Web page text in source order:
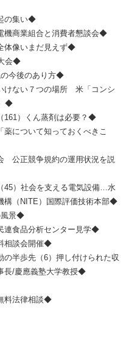
の集い◆
商業組合と消費者懇談会◆
像いまだ見えず◆
会◆
今後のあり方◆
けない７つの場所 米「コンシ
◆
161）くん蒸剤は必要？◆
について知っておくべきこ
公正競争規約の運用状況を説
45）社会を支える電気設備…水
構（NITE）国際評価技術本部◆
風景◆
食品分析センター見学◆
相談会開催◆
半歩先（6）押し付けられた収
長/慶應義塾大学教授◆
料法律相談◆